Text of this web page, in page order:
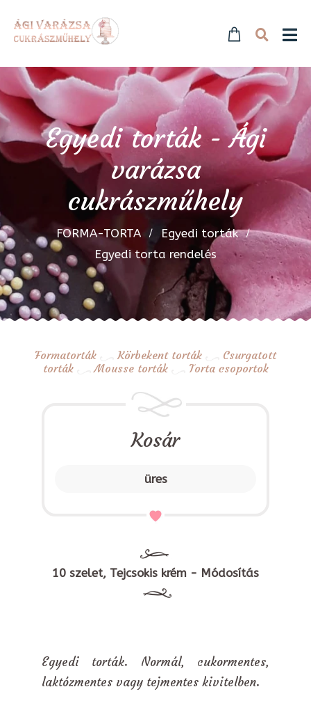
Egyedi torták - Ági
varázsa
cukrászműhely
FORMA-TORTA
Egyedi torták
Egyedi torta rendelés
Formatorták Körbekent torták
Csurgatott
torták
Mousse torták Torta csoportok
Kosár
üres
10 szelet, Tejcsokis krém - Módosítás
Egyedi torták. Normál, cukormentes,
laktózmentes vagy tejmentes kivitelben.